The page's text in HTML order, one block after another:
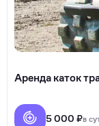
Аренда каток
5 000 ₽в